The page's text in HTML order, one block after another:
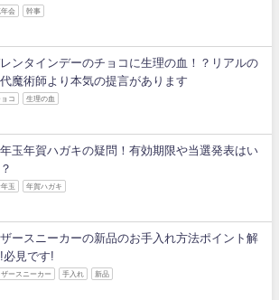
年会 幹事
ンタインデーのチョコに生理の血！？リアルの
魔術師より本気の提言があります
コ 生理の血
玉年賀ハガキの疑問！有効期限や当選発表はい
年玉 年賀ハガキ
ースニーカーの新品のお手入れ方法ポイント解
必見です!
ザースニーカー 手入れ 新品